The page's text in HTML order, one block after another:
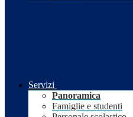
Servizi
Panoramica
Famiglie e studenti